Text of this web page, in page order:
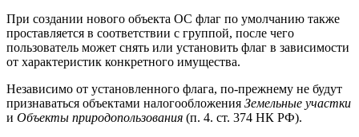
При создании нового объекта ОС флаг по умолчанию также
проставляется в соответствии с группой, после чего
пользователь может снять или установить флаг в зависимости
от характеристик конкретного имущества.
Независимо от установленного флага, по-прежнему не будут
признаваться объектами налогообложения Земельные участки
и Объекты природопользования (п. 4. ст. 374 НК РФ).